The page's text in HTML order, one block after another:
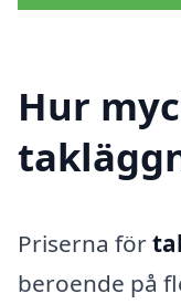
Hur
Priserna för
beroende på